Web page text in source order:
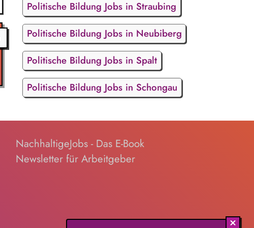
Politische Bildung Jobs in Straubing
Politische Bildung Jobs in Neubiberg
Politische Bildung Jobs in Spalt
Politische Bildung Jobs in Schongau
NachhaltigeJobs - Das E-Book
Newsletter für Arbeitgeber